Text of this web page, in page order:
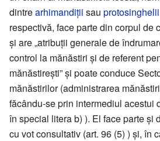
dintrearhimandiții sau protosinghelii
respectivă, face parte din corpul de
și are „atribuții generale de
control la mănăstiri și de referent
mănăstirești” și poate conduce
mănăstirilor (administrarea
făcându-se prin intermediul acestui
în special litera b) ). El face parte și
cu vot consultativ (art. 96 (5) ) și, în